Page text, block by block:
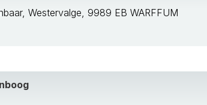
Westervalge, 9989 EB WARFFUM